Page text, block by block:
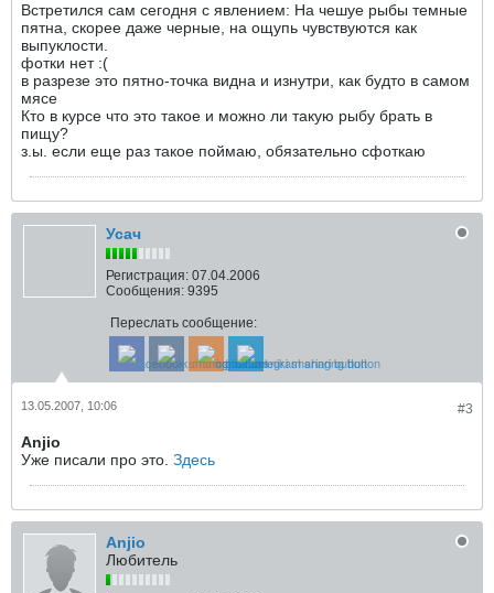
Встретился сам сегодня с явлением: На чешуе рыбы темные
пятна, скорее даже черные, на ощупь чувствуются как
выпуклости.
фотки нет :(
в разрезе это пятно-точка видна и изнутри, как будто в самом
мясе
Кто в курсе что это такое и можно ли такую рыбу брать в
пищу?
з.ы. если еще раз такое поймаю, обязательно сфоткаю
Усач
Регистрация: 07.04.2006
Сообщения: 9395
Переслать сообщение:
#3
13.05.2007, 10:06
Anjio
Уже писали про это. Здесь
Anjio
Любитель